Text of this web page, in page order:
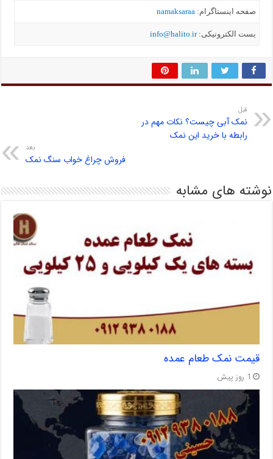
صفحه اینستاگرام: namaksaraa
یست الکترونیکی:info@halito.ir
قبل
نمک آبی چیست؟ نکات مهم در
رابطه با خرید این نمک
بعد
فروش چراغ خواب سنگ نمک
نوشته های مشابه
قیمت نمک طعام عمده
1 روز پیش